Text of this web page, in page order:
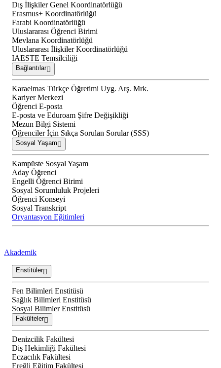
Dış İlişkiler Genel Koordinatörlüğü
Erasmus+ Koordinatörlüğü
Farabi Koordinatörlüğü
Uluslararası Öğrenci Birimi
Mevlana Koordinatörlüğü
Uluslararası İlişkiler Koordinatörlüğü
IAESTE Temsilciliği
Bağlantılar
Karaelmas Türkçe Öğretimi Uyg. Arş. Mrk.
Kariyer Merkezi
Öğrenci E-posta
E-posta ve Eduroam Şifre Değişikliği
Mezun Bilgi Sistemi
Öğrenciler İçin Sıkça Sorulan Sorular (SSS)
Sosyal Yaşam
Kampüste Sosyal Yaşam
Aday Öğrenci
Engelli Öğrenci Birimi
Sosyal Sorumluluk Projeleri
Öğrenci Konseyi
Sosyal Transkript
Oryantasyon Eğitimleri
Akademik
Enstitüler
Fen Bilimleri Enstitüsü
Sağlık Bilimleri Enstitüsü
Sosyal Bilimler Enstitüsü
Fakülteler
Denizcilik Fakültesi
Diş Hekimliği Fakültesi
Eczacılık Fakültesi
Ereğli Eğitim Fakültesi